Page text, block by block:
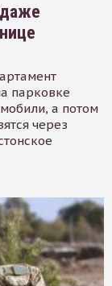
парковке
а потом
через